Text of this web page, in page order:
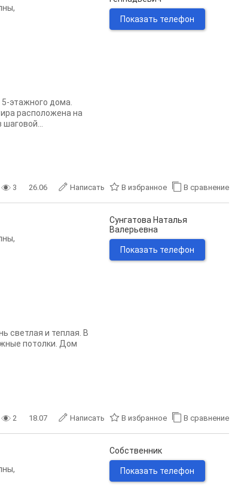
,
этaжногo дoмa.
рaсположeна нa
Показать телефон
3 26.06 Написать В избранное В сравнение
,
светлая и теплая. В
потолки. Дом
Сунгатова Наталья
Валерьевна
Показать телефон
2 18.07 Написать В избранное В сравнение
,
Собственник
Показать телефон